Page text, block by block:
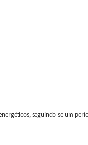
seguindo-se um